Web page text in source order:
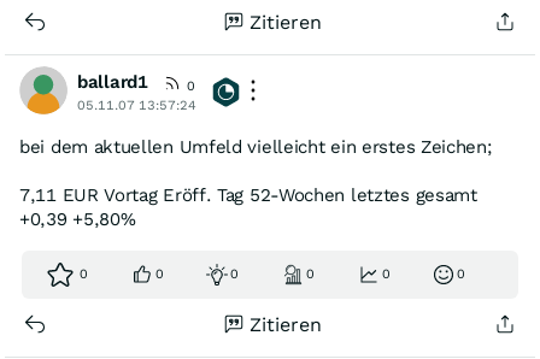
Zitieren
ballard1
0
05.11.07 13:57:24
bei dem aktuellen Umfeld vielleicht ein erstes Zeichen;
7,11 EUR Vortag Eröff. Tag 52-Wochen letztes gesamt
+0,39 +5,80%
0 0 0 0 0 0
Zitieren